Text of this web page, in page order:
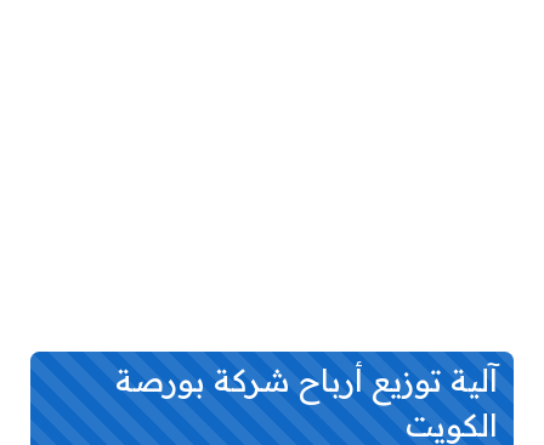
آلية توزيع أرباح شركة بورصة
الكويت